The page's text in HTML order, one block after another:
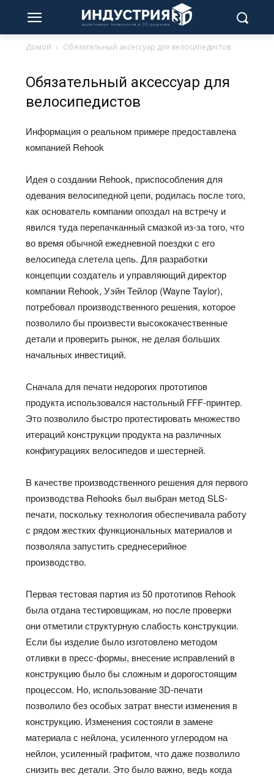
Домой Обязательный аксессуар для велосипедистов
Обязательный аксессуар для
велосипедистов
Информация о реальном примере предоставлена
компанией Rehook
Идея о создании Rehook, приспособления для
одевания велосипедной цепи, родилась после того,
как основатель компании опоздал на встречу и
явился туда перепачканный смазкой из-за того, что
во время обычной ежедневной поездки с его
велосипеда слетела цепь. Для разработки
концепции создатель и управляющий директор
компании Rehook, Уэйн Тейлор (Wayne Taylor),
потребовал производственного решения, которое
позволило бы произвести высококачественные
детали и проверить рынок, не делая больших
начальных инвестиций.
Сначала для печати недорогих прототипов
продукта использовался настольный FFF-принтер.
Это позволило быстро протестировать множество
итераций конструкции продукта на различных
конфигурациях велосипедов и шестерней.
В качестве производственного решения для первого
производства Rehooks был выбран метод SLS-
печати, поскольку технология обеспечивала работу
с рядом жестких функциональных материалов и
позволяла запустить среднесерийное
производство.
Первая тестовая партия из 50 прототипов Rehook
была отдана тестировщикам, но после проверки
они отметили структурную слабость конструкции.
Если бы изделие было изготовлено методом
отливки в пресс-формы, внесение исправлений в
конструкцию было бы сложным и дорогостоящим
процессом. Но, использование 3D-печати
позволило без особых затрат внести изменения в
конструкцию. Изменения состояли в замене
материала с нейлона, усиленного углеродом на
нейлон, усиленный графитом, что даже позволило
снизить вес детали. Это было важно, ведь когда